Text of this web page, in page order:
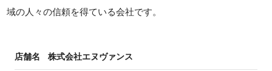
域の人々の信頼を得ている会社です。
店舗名 株式会社エヌヴァンス